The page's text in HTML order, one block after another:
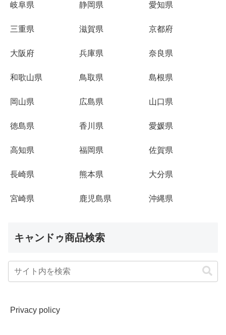
岐阜県 静岡県 愛知県
三重県 滋賀県 京都府
大阪府 兵庫県 奈良県
和歌山県 鳥取県 島根県
岡山県 広島県 山口県
徳島県 香川県 愛媛県
高知県 福岡県 佐賀県
長崎県 熊本県 大分県
宮崎県 鹿児島県 沖縄県
キャンドゥ商品検索
Privacy policy